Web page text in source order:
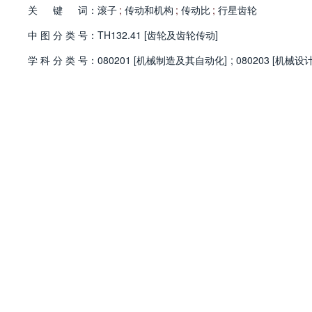
关
键 词： 滚子 ; 传动和机构 ; 传动比 ; 行星齿轮
中 图 分 类 号： TH132.41 [齿轮及齿轮传动]
学 科 分 类 号： 080201 [机械制造及其自动化] ; 080203 [机械设